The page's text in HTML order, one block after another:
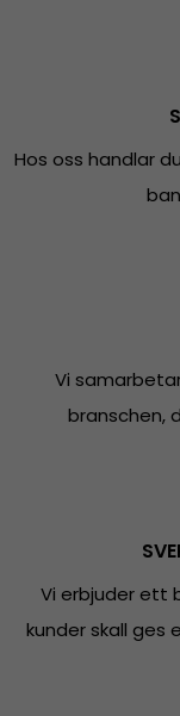
Hos oss handlar
Vi
branschen,
Vi erbjuder ett
kunder skall